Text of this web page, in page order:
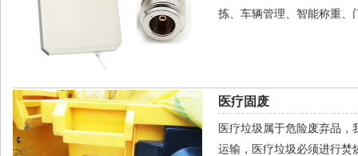
拣、车辆管理、智能称重、
医疗固废
医疗垃圾属于危险废弃品
运输，医疗垃圾必须进行焚